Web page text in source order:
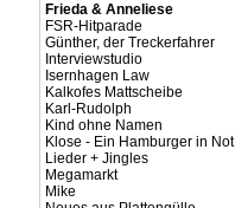
Frieda & Anneliese
FSR-Hitparade
Günther, der Treckerfahrer
Interviewstudio
Isernhagen Law
Kalkofes Mattscheibe
Karl-Rudolph
Kind ohne Namen
Klose - Ein Hamburger in Not
Lieder + Jingles
Megamarkt
Mike